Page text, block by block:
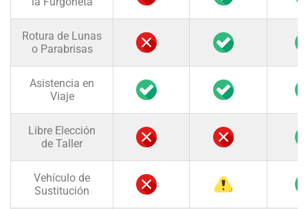
Rotura de Lunas
o Parabrisas
Asistencia en
Viaje
Libre Elección
de Taller
Vehículo de
Sustitución